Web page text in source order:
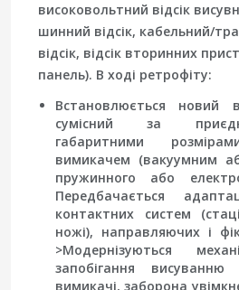
високовольтний відсік
шинний відсік, кабельний/
відсік, відсік вторинних
панель). В ході ретрофіту:
Встановлюється новий
сумісний за
габаритними
вимикачем (вакуумним
пружинного або
Передбачається
контактних систем
ножі), направляючих і
>Модернізуються
запобігання
вимикачі, заборона